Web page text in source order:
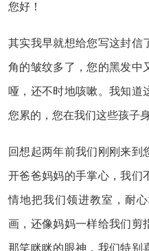
您好！
其实我早就想给您写这封信
角的皱纹多了，您的黑发中
哑，还不时地咳嗽。我知道
您累的，您在我们这些孩子
回想起两年前我们刚刚来到
开爸爸妈妈的手掌心，我们
情地把我们领进教室，耐
画，还像妈妈一样给我们剪
那笑眯眯的眼神，我们特别